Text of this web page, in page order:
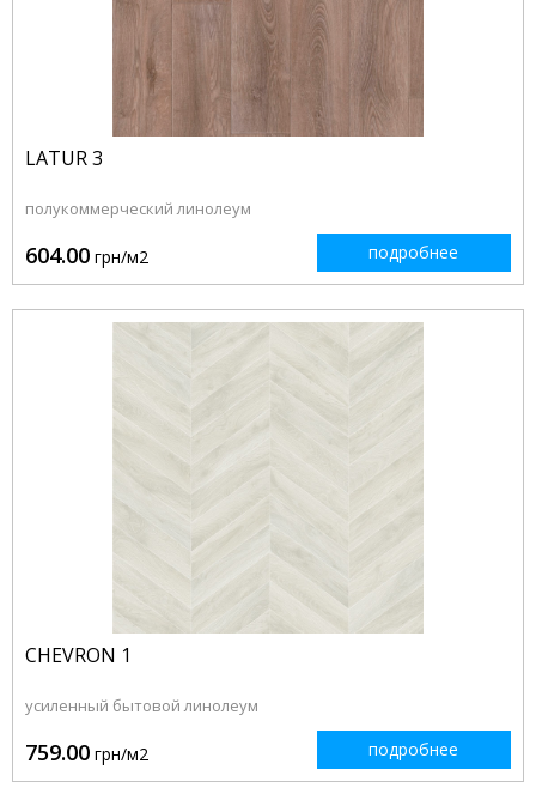
LATUR 3
полукоммерческий линолеум
604.00 грн/м2 подробнее
CHEVRON 1
усиленный бытовой линолеум
759.00 грн/м2 подробнее